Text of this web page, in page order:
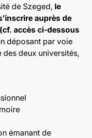
de Szeged, le
auprès de
accès ci-dessous
déposant par voie
deux universités,
émanant de